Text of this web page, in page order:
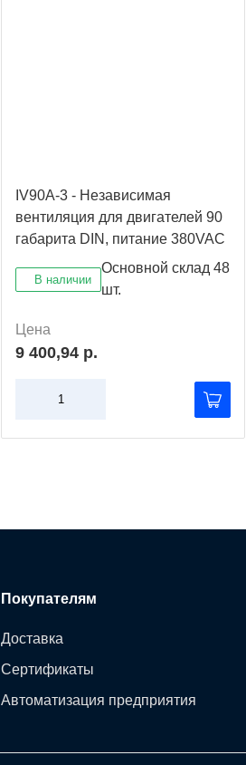
IV90A-3 - Независимая
вентиляция для двигателей 90
габарита DIN, питание 380VAC
В наличии
Основной склад 48
шт.
Цена
9 400,94 р.
Покупателям
Доставка
Сертификаты
Автоматизация предприятия